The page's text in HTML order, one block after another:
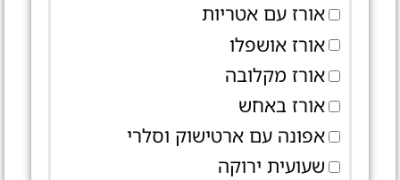
אורז עם אטריות
אורז אושפלו
אורז מקלובה
אורז באחש
אפונה עם ארטישוק וסלרי
שעועית ירוקה